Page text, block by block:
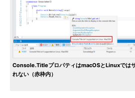
Console.TitleプロパティはmacOSとLinuxでは
れない（赤枠内）